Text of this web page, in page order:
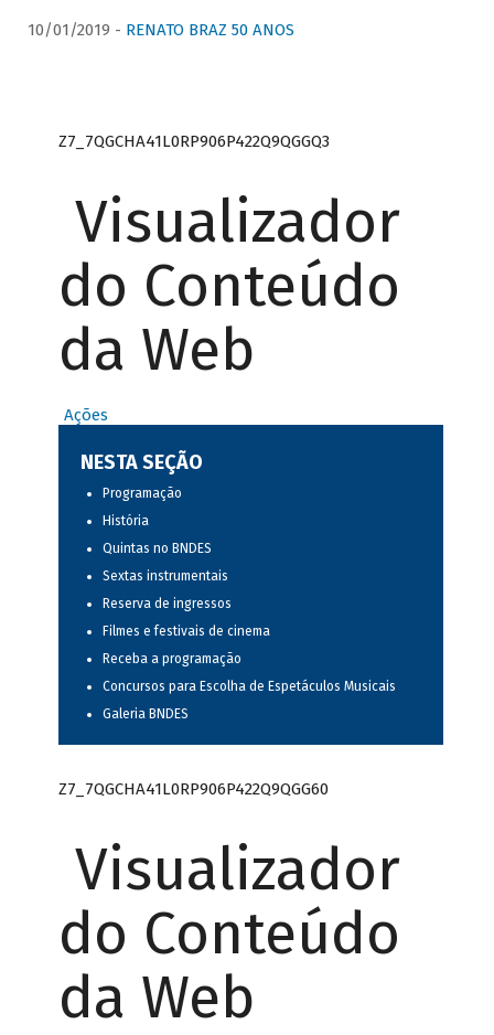
10/01/2019 - RENATO BRAZ 50 ANOS
Z7_7QGCHA41L0RP906P422Q9QGGQ3
Visualizador
do Conteúdo
da Web
Ações
NESTA SEÇÃO
Programação
História
Quintas no BNDES
Sextas instrumentais
Reserva de ingressos
Filmes e festivais de cinema
Receba a programação
Concursos para Escolha de Espetáculos Musicais
Galeria BNDES
Z7_7QGCHA41L0RP906P422Q9QGG60
Visualizador
do Conteúdo
da Web